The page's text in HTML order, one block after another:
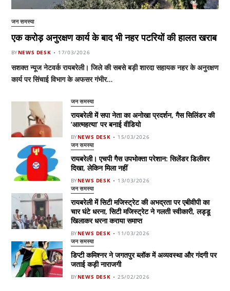
जन समस्या
एक करोड़ अनुरक्षण कार्य के बाद भी नहर पटरियों की हालत खराब
BYNEWS DESK 17/03/2026
सशक्त न्यूज नेटवर्क रायबरेली। जिले की सबसे बड़ी शारदा सहायक नहर के अनुरक्षण
कार्य पर सिंचाई विभाग के अफसर गंभीर…
जन समस्या
रायबरेली में सपा नेता का अनोखा प्रदर्शन, गैस सिलिंडर की
‘आत्महत्या’ पर बनाई वीडियो
BYNEWS DESK 15/03/2026
जन समस्या
रायबरेली। एचपी गैस उपभोक्ता परेशान: सिलेंडर डिलीवर
दिखा, लेकिन मिला नहीं
BYNEWS DESK 13/03/2026
जन समस्या
रायबरेली में सिटी मजिस्ट्रेट की अभद्रता पर एबीवीपी का
चार घंटे धरना, सिटी मजिस्ट्रेट ने गलती स्वीकारी, लड्डू
खिलाकर धरना कराया समाप्त
BYNEWS DESK 11/03/2026
जन समस्या
डिप्टी कमिश्नर ने जगतपुर ब्लॉक में अव्यवस्था और गंदगी पर
जताई कड़ी नाराजगी
BYNEWS DESK 25/02/2026